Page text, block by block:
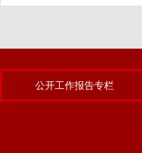
公开工作报告专栏